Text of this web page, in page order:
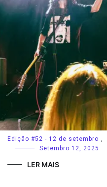
Edição #52 - 12 de setembro ,
Setembro 12, 2025
LER MAIS